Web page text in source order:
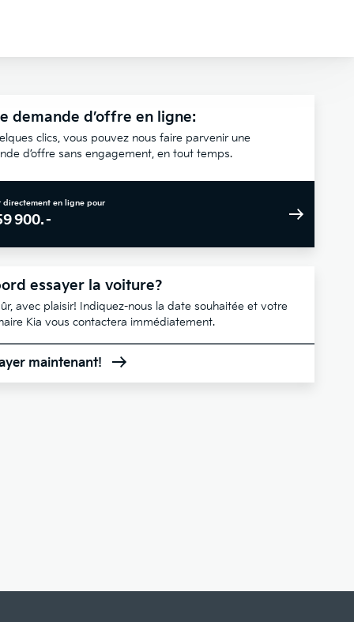
demande d’offre en ligne:
clics, vous pouvez nous faire parvenir une
d’offre sans engagement, en tout temps.
directement en ligne pour
900.–
essayer la voiture?
avec plaisir! Indiquez-nous la date souhaitée et votre
Kia vous contactera immédiatement.
maintenant!